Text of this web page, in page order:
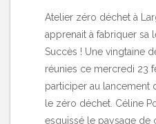
Atelier zéro déchet à
apprenait à fabriquer sa
Succès ! Une vingtaine
réunies ce mercredi 23
participer au lancement
le zéro déchet. Céline
esquissé le paysage de